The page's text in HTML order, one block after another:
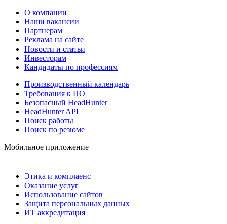
О компании
Наши вакансии
Партнерам
Реклама на сайте
Новости и статьи
Инвесторам
Кандидаты по профессиям
Производственный календарь
Требования к ПО
Безопасный HeadHunter
HeadHunter API
Поиск работы
Поиск по резюме
Мобильное приложение
Этика и комплаенс
Оказание услуг
Использование сайтов
Защита персональных данных
ИТ аккредитация